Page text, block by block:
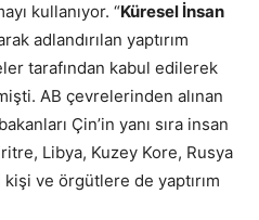
kullanıyor. “Küresel İnsan
adlandırılan yaptırım
tarafından kabul edilerek
AB çevrelerinden alınan
Çin’in yanı sıra insan
Libya, Kuzey Kore, Rusya
ve örgütlere de yaptırım